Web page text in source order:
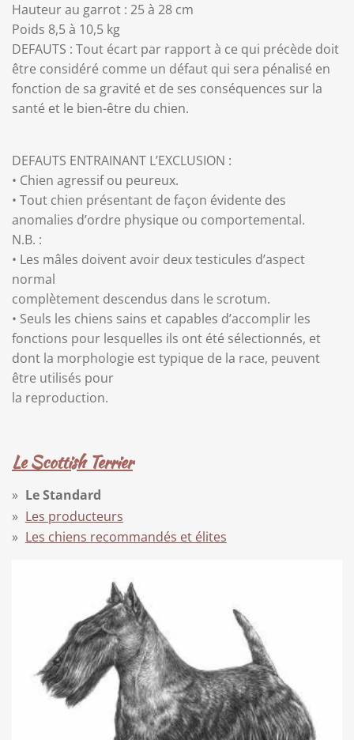
Hauteur au garrot : 25 à 28 cm
Poids 8,5 à 10,5 kg
DEFAUTS : Tout écart par rapport à ce qui précède doit
être considéré comme un défaut qui sera pénalisé en
fonction de sa gravité et de ses conséquences sur la
santé et le bien-être du chien.
DEFAUTS ENTRAINANT L’EXCLUSION :
• Chien agressif ou peureux.
• Tout chien présentant de façon évidente des
anomalies d’ordre physique ou comportemental.
N.B. :
• Les mâles doivent avoir deux testicules d’aspect
normal
complètement descendus dans le scrotum.
• Seuls les chiens sains et capables d’accomplir les
fonctions pour lesquelles ils ont été sélectionnés, et
dont la morphologie est typique de la race, peuvent
être utilisés pour
la reproduction.
Le Scottish Terrier
Le Standard
Les producteurs
Les chiens recommandés et élites